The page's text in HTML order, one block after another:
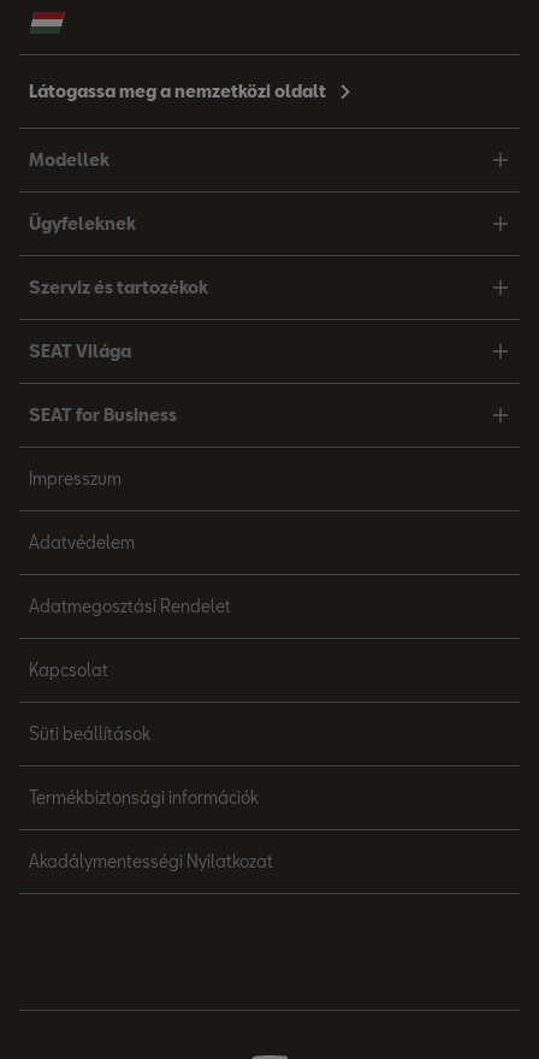
Látogassa meg a nemzetközi oldalt
Modellek
Ügyfeleknek
Szerviz és tartozékok
SEAT Világa
SEAT for Business
Impresszum
Adatvédelem
Adatmegosztási Rendelet
Kapcsolat
Süti beállítások
Termékbiztonsági információk
Akadálymentességi Nyilatkozat